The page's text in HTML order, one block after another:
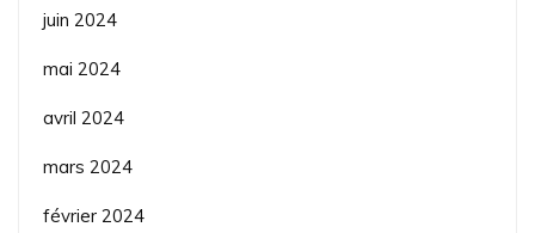
juin 2024
mai 2024
avril 2024
mars 2024
février 2024